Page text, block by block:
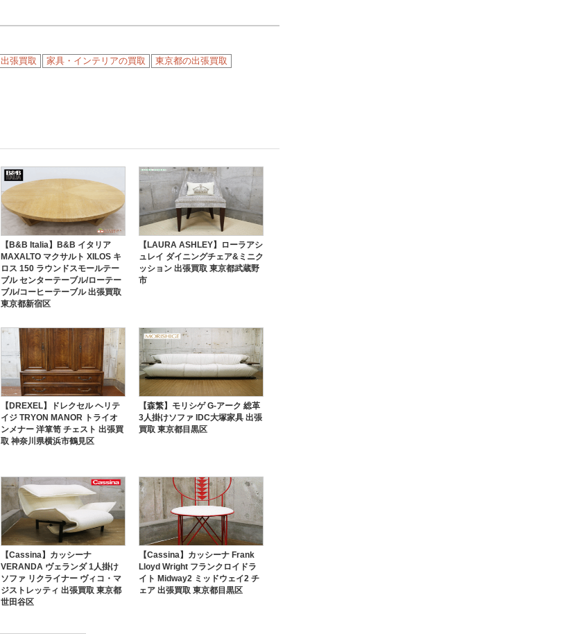
出張買取 家具・インテリアの買取
東京都の出張買取
【B&B Italia】B&B イタリア
MAXALTO マクサルト XILOS キ
ロス 150 ラウンドスモールテー
ブル センターテーブル/ローテー
ブル/コーヒーテーブル 出張買取
東京都新宿区
【LAURA ASHLEY】ローラアシ
ュレイ ダイニングチェア&ミニク
ッション 出張買取 東京都武蔵野
市
【DREXEL】ドレクセル ヘリテ
イジ TRYON MANOR トライオ
ンメナー 洋箪笥 チェスト 出張買
取 神奈川県横浜市鶴見区
【森繁】モリシゲ G-アーク 総革
3人掛けソファ IDC大塚家具 出張
買取 東京都目黒区
【Cassina】カッシーナ
VERANDA ヴェランダ 1人掛け
ソファ リクライナー ヴィコ・マ
ジストレッティ 出張買取 東京都
世田谷区
【Cassina】カッシーナ Frank
Lloyd Wright フランクロイドラ
イト Midway2 ミッドウェイ2 チ
ェア 出張買取 東京都目黒区